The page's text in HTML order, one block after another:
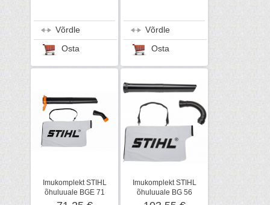
Võrdle
Osta
Võrdle
Osta
Imukomplekt STIHL
õhuluuale BGE 71
Imukomplekt STIHL
õhuluuale BG 56